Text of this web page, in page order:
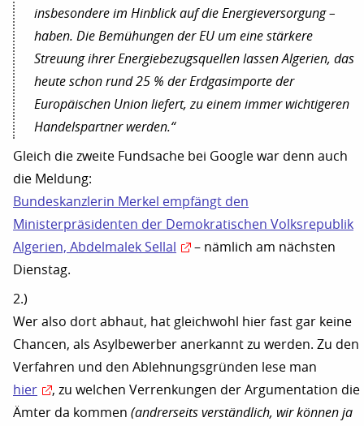
insbesondere im Hinblick auf die Energieversorgung –
haben. Die Bemühungen der EU um eine stärkere
Streuung ihrer Energiebezugsquellen lassen Algerien, das
heute schon rund 25 % der Erdgasimporte der
Europäischen Union liefert, zu einem immer wichtigeren
Handelspartner werden.“
Gleich die zweite Fundsache bei Google war denn auch
die Meldung:
Bundeskanzlerin Merkel empfängt den
Ministerpräsidenten der Demokratischen Volksrepublik
Algerien, Abdelmalek Sellal
– nämlich am nächsten
Dienstag.
2.)
Wer also dort abhaut, hat gleichwohl hier fast gar keine
Chancen, als Asylbewerber anerkannt zu werden. Zu den
Verfahren und den Ablehnungsgründen lese man
hier
, zu welchen Verrenkungen der Argumentation die
Ämter da kommen (andrerseits verständlich, wir können ja